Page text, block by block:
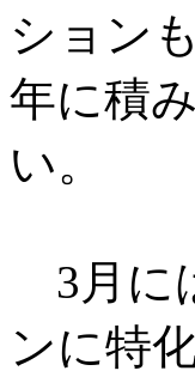
ション
年に積
い。
3月に
ンに特